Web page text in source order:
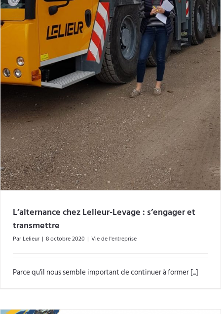
L’alternance chez Lelieur-Levage : s’engager et
transmettre
Par Lelieur | 8 octobre 2020 | Vie de l'entreprise
Parce qu'il nous semble important de continuer à former [...]